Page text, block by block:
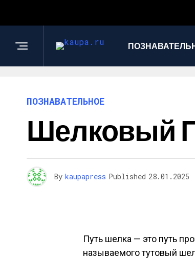
ПОЗНАВАТЕЛЬНОЕ
Шелковый
By kaupapress Published 28.01.2025
Путь шелка — это путь
называемого тутовый